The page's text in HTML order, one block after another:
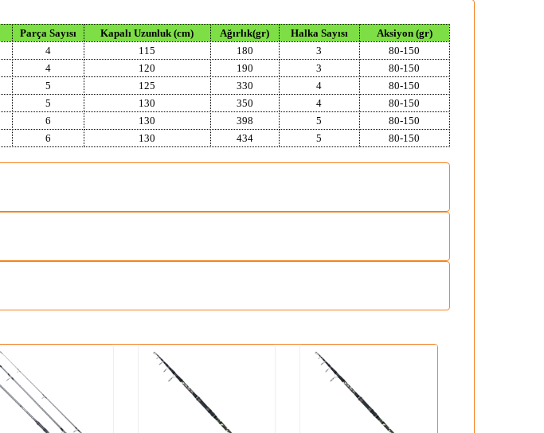
Parça Sayısı Kapalı Uzunluk (cm) Ağırlık(gr) Halka Sayısı
Aksiyon (gr)
4 115 180 3
80-150
4 120 190 3
80-150
5 125 330 4
80-150
5 130 350 4
80-150
6 130 398 5
80-150
6 130 434 5 80-150